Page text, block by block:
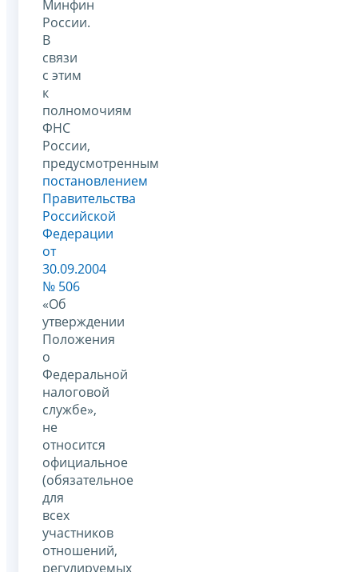
Минфин
России.
В
связи
с этим
к
полномочиям
ФНС
России,
предусмотренным
постановлением
Правительства
Российской
Федерации
от
30.09.2004
№ 506
«Об
утверждении
Положения
о
Федеральной
налоговой
службе»,
не
относится
официальное
(обязательное
для
всех
участников
отношений,
регулируемых